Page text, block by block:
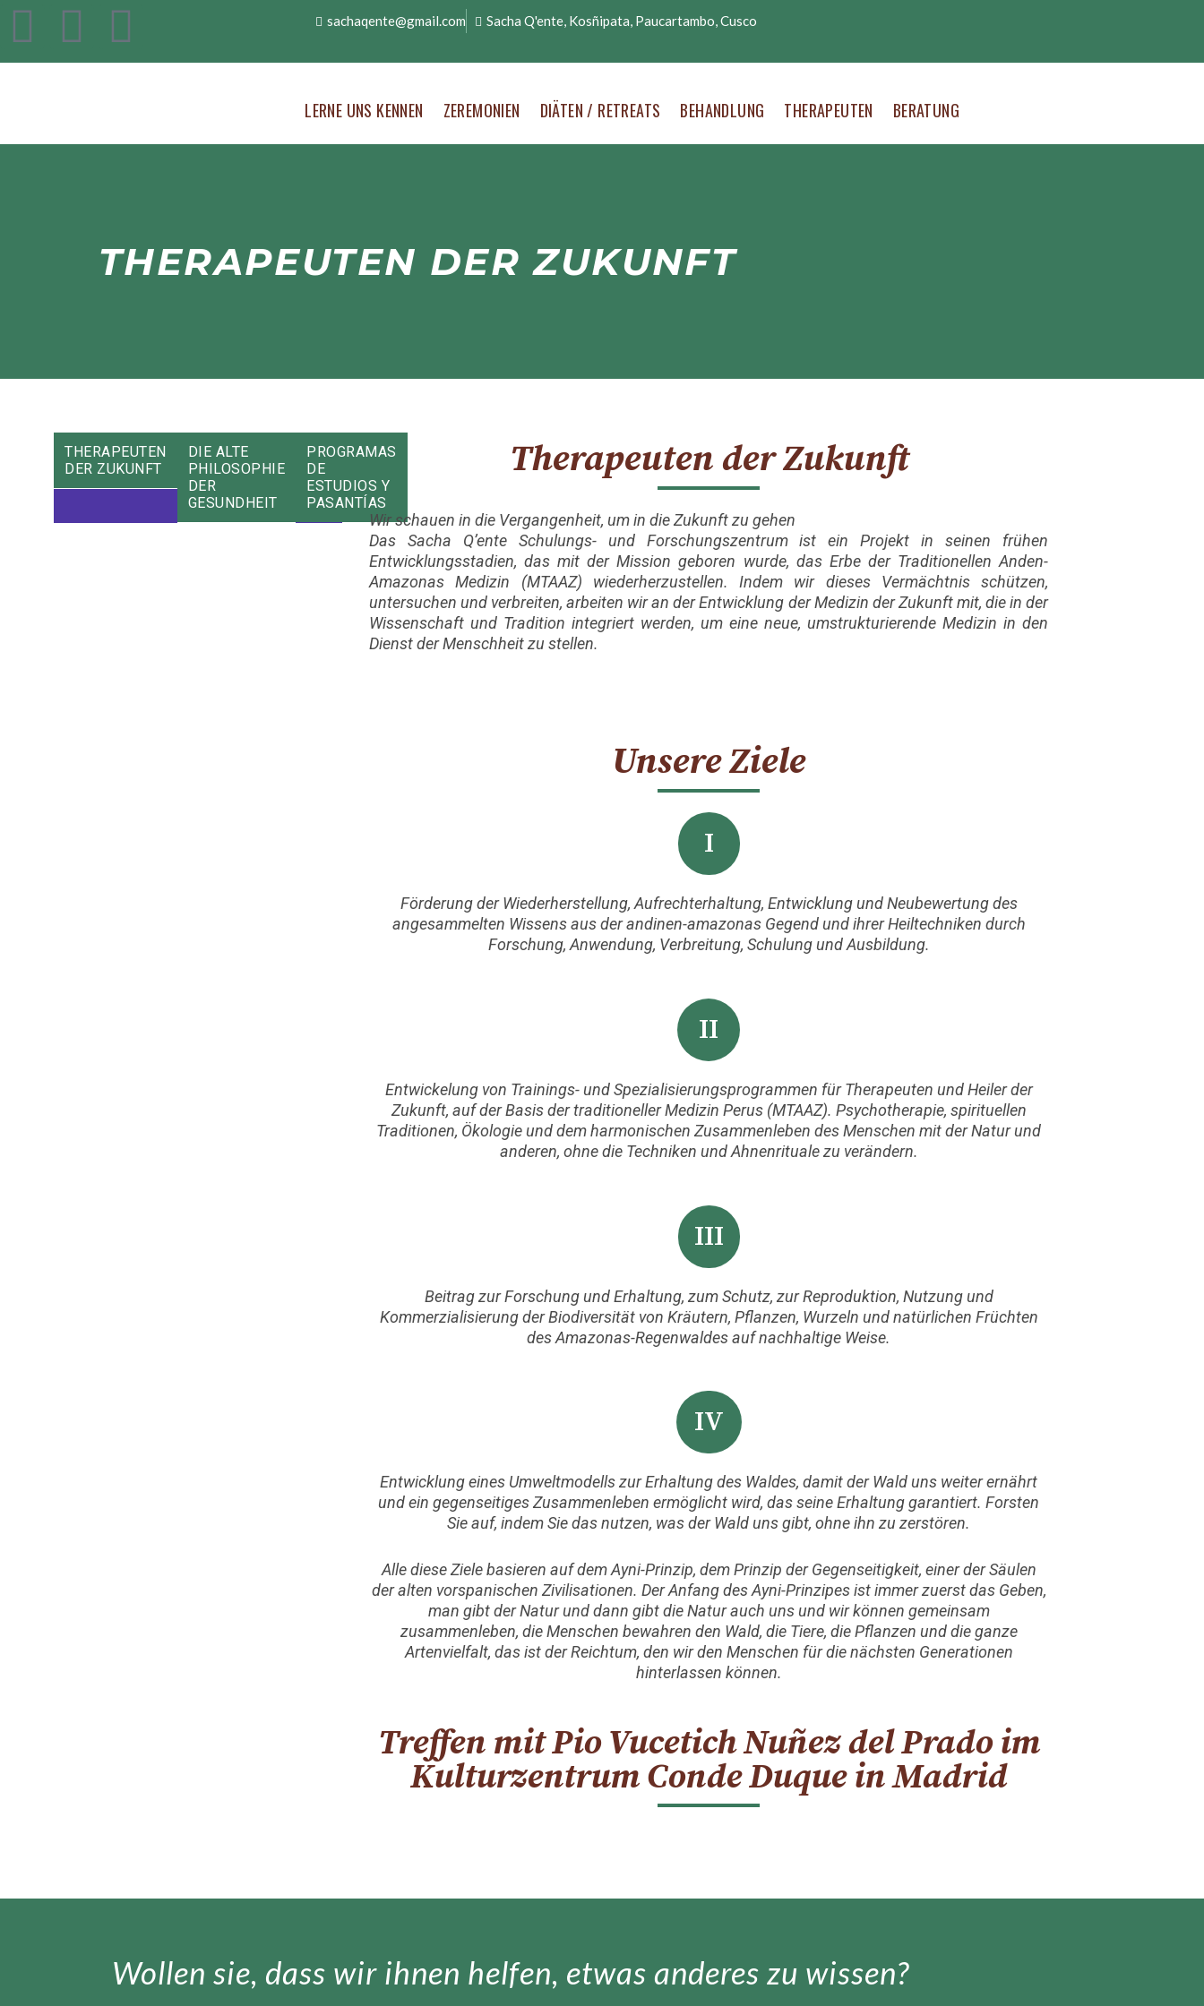
sachaqente@gmail.com Sacha Q'ente, Kosñipata, Paucartambo, Cusco
LERNE UNS KENNEN ZEREMONIEN DIÄTEN / RETREATS BEHANDLUNG THERAPEUTEN BERATUNG
THERAPEUTEN DER ZUKUNFT
THERAPEUTEN
DER ZUKUNFT
DIE ALTE
PHILOSOPHIE
DER
GESUNDHEIT
PROGRAMAS
DE
ESTUDIOS Y
PASANTÍAS
Therapeuten der Zukunft
Wir schauen in die Vergangenheit, um in die Zukunft zu gehen
Das Sacha Q’ente Schulungs- und Forschungszentrum ist ein Projekt in seinen frühen
Entwicklungsstadien, das mit der Mission geboren wurde, das Erbe der Traditionellen Anden-
Amazonas Medizin (MTAAZ) wiederherzustellen. Indem wir dieses Vermächtnis schützen,
untersuchen und verbreiten, arbeiten wir an der Entwicklung der Medizin der Zukunft mit, die in der
Wissenschaft und Tradition integriert werden, um eine neue, umstrukturierende Medizin in den
Dienst der Menschheit zu stellen.
Unsere Ziele
I
Förderung der Wiederherstellung, Aufrechterhaltung, Entwicklung und Neubewertung des
angesammelten Wissens aus der andinen-amazonas Gegend und ihrer Heiltechniken durch
Forschung, Anwendung, Verbreitung, Schulung und Ausbildung.
II
Entwickelung von Trainings- und Spezialisierungsprogrammen für Therapeuten und Heiler der
Zukunft, auf der Basis der traditioneller Medizin Perus (MTAAZ). Psychotherapie, spirituellen
Traditionen, Ökologie und dem harmonischen Zusammenleben des Menschen mit der Natur und
anderen, ohne die Techniken und Ahnenrituale zu verändern.
III
Beitrag zur Forschung und Erhaltung, zum Schutz, zur Reproduktion, Nutzung und
Kommerzialisierung der Biodiversität von Kräutern, Pflanzen, Wurzeln und natürlichen Früchten
des Amazonas-Regenwaldes auf nachhaltige Weise.
IV
Entwicklung eines Umweltmodells zur Erhaltung des Waldes, damit der Wald uns weiter ernährt
und ein gegenseitiges Zusammenleben ermöglicht wird, das seine Erhaltung garantiert. Forsten
Sie auf, indem Sie das nutzen, was der Wald uns gibt, ohne ihn zu zerstören.
Alle diese Ziele basieren auf dem Ayni-Prinzip, dem Prinzip der Gegenseitigkeit, einer der Säulen
der alten vorspanischen Zivilisationen. Der Anfang des Ayni-Prinzipes ist immer zuerst das Geben,
man gibt der Natur und dann gibt die Natur auch uns und wir können gemeinsam
zusammenleben, die Menschen bewahren den Wald, die Tiere, die Pflanzen und die ganze
Artenvielfalt, das ist der Reichtum, den wir den Menschen für die nächsten Generationen
hinterlassen können.
Treffen mit Pio Vucetich Nuñez del Prado im
Kulturzentrum Conde Duque in Madrid
Wollen sie, dass wir ihnen helfen, etwas anderes zu wissen?